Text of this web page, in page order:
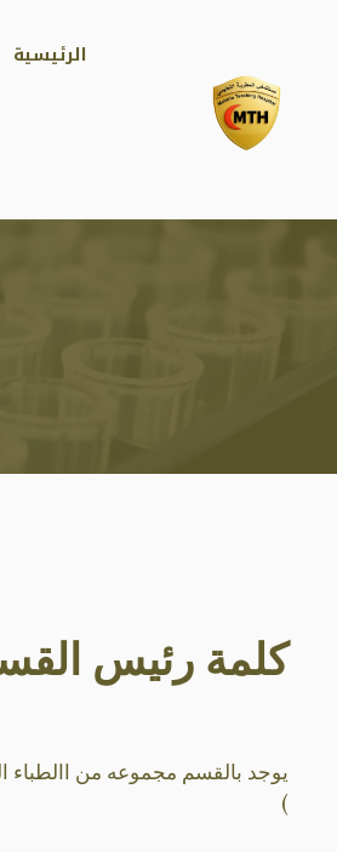
الرئيسية
كلمة رئيس
يوجد بالقسم مجموعه من
)